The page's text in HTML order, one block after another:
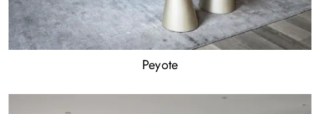
Peyote